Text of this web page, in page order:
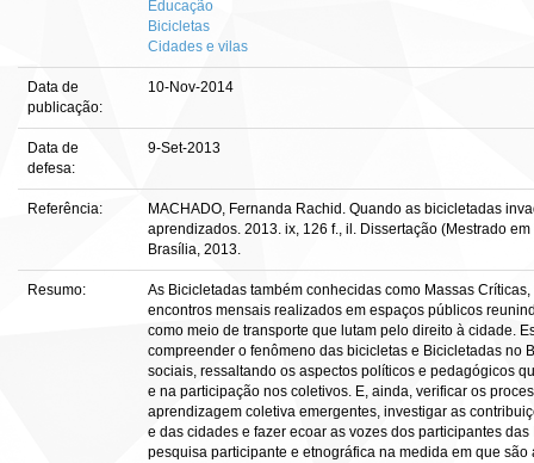
Educação
Bicicletas
Cidades e vilas
Data de
publicação:
10-Nov-2014
Data de
defesa:
9-Set-2013
Referência:
MACHADO, Fernanda Rachid. Quando as bicicletadas
aprendizados. 2013. ix, 126 f., il. Dissertação (Mestrado
Brasília, 2013.
Resumo:
As Bicicletadas também conhecidas como Massas
encontros mensais realizados em espaços públicos
como meio de transporte que lutam pelo direito à cidade.
compreender o fenômeno das bicicletas e Bicicletadas no
sociais, ressaltando os aspectos políticos e pedagógicos
e na participação nos coletivos. E, ainda, verificar os
aprendizagem coletiva emergentes, investigar as
e das cidades e fazer ecoar as vozes dos participantes
pesquisa participante e etnográfica na medida em que